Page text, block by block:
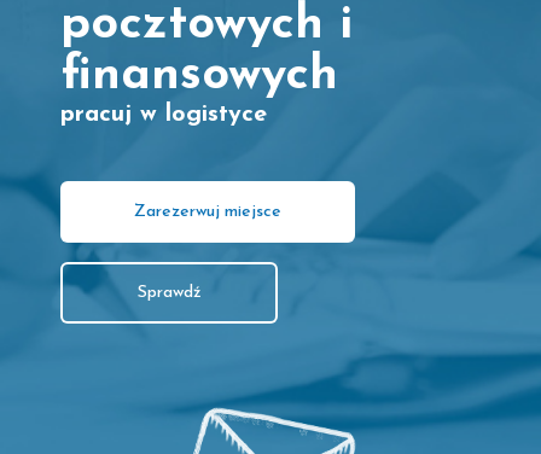
pocztowych i
finansowych
pracuj w logistyce
Zarezerwuj miejsce
Sprawdź